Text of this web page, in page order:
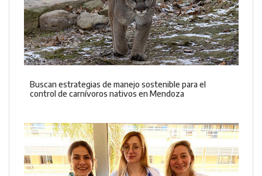
Buscan estrategias de manejo sostenible para el
control de carnívoros nativos en Mendoza